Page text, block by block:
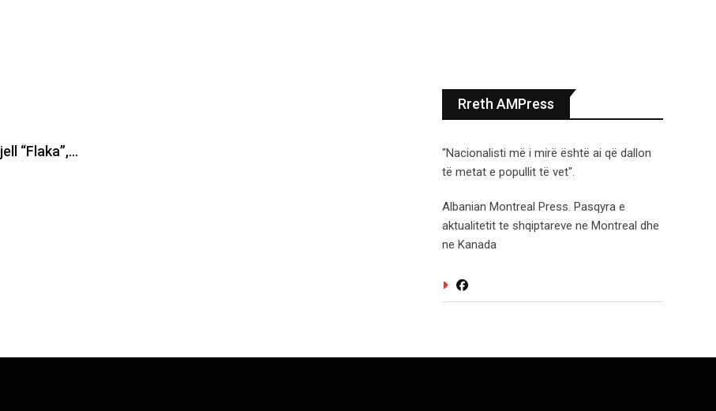
“Flaka”,…
Rreth AMPress
"Nacionalisti më i mirë është ai që dallon
të metat e popullit të vet".
Albanian Montreal Press. Pasqyra e
aktualitetit te shqiptareve ne Montreal dhe
ne Kanada